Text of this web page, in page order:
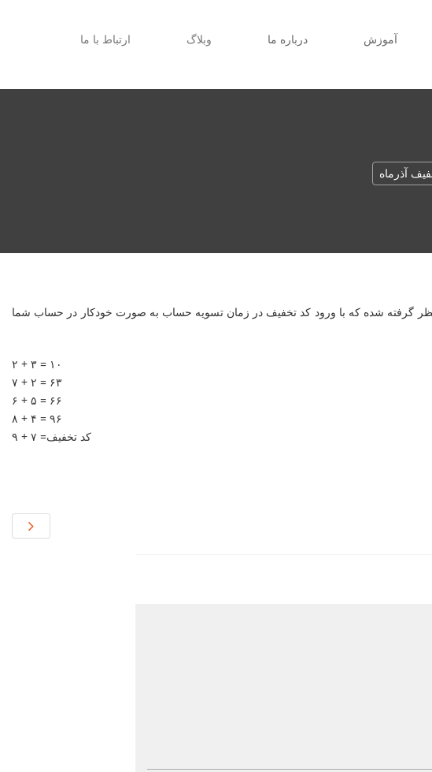
آموزش درباره ما وبلاگ ارتباط با ما
آذرماه
جهت خرید کلیه محصولات آفتاب رایانه در نظر گرفته شده که با ورود کد تخفیف در زمان تسویه حساب به صورت خودکار در حساب شما
۲ + ۳ = ۱۰
۷ + ۲ = ۶۳
۶ + ۵ = ۶۶
۸ + ۴ = ۹۶
۹ + ۷ =کد تخفیف